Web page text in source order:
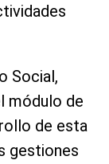
Social,
módulo de
de esta
gestiones